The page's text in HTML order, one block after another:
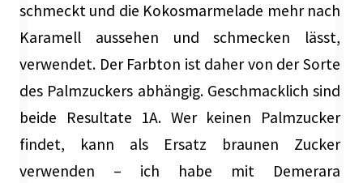
schmeckt und die Kokosmarmelade mehr nach
Karamell aussehen und schmecken lässt,
verwendet. Der Farbton ist daher von der Sorte
des Palmzuckers abhängig. Geschmacklich sind
beide Resultate 1A. Wer keinen Palmzucker
findet, kann als Ersatz braunen Zucker
verwenden – ich habe mit Demerara